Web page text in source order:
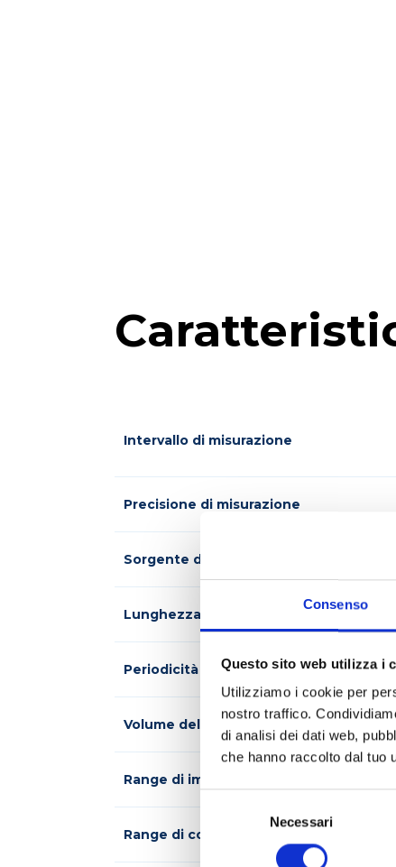
Consenso
Questo sito web utilizza i
Utilizziamo i cookie per
nostro traffico.
di analisi dei dati web,
che hanno raccolto dal tuo
consenso
Necessari
Intervallo di misurazione
Precisione di misurazione
Sorgente di luce
Lunghezza d’onda (λ)
Periodicità della misurazione all’ora
Volume del mezzo colturale
Range di impostazione temperatura
Range di controllo temperatura